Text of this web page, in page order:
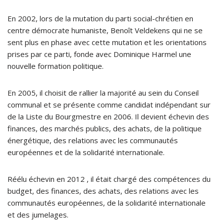
En 2002, lors de la mutation du parti social-chrétien en
centre démocrate humaniste, Benoît Veldekens qui ne se
sent plus en phase avec cette mutation et les orientations
prises par ce parti, fonde avec Dominique Harmel une
nouvelle formation politique.
En 2005, il choisit de rallier la majorité au sein du Conseil
communal et se présente comme candidat indépendant sur
de la Liste du Bourgmestre en 2006. Il devient échevin des
finances, des marchés publics, des achats, de la politique
énergétique, des relations avec les communautés
européennes et de la solidarité internationale.
Réélu échevin en 2012 , il était chargé des compétences du
budget, des finances, des achats, des relations avec les
communautés européennes, de la solidarité internationale
et des jumelages.